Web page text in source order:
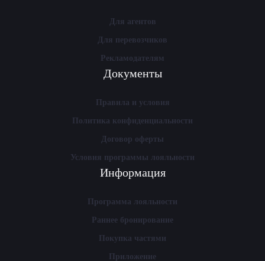
Для агентов
Для перевозчиков
Рекламодателям
Документы
Правила и условия
Политика конфиденциальности
Договор оферты
Условия программы лояльности
Информация
Программа лояльности
Раннее бронирование
Покупка частями
Приложение